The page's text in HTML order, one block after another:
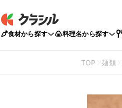
食材から探す 料理名から探す
TOP 麺類